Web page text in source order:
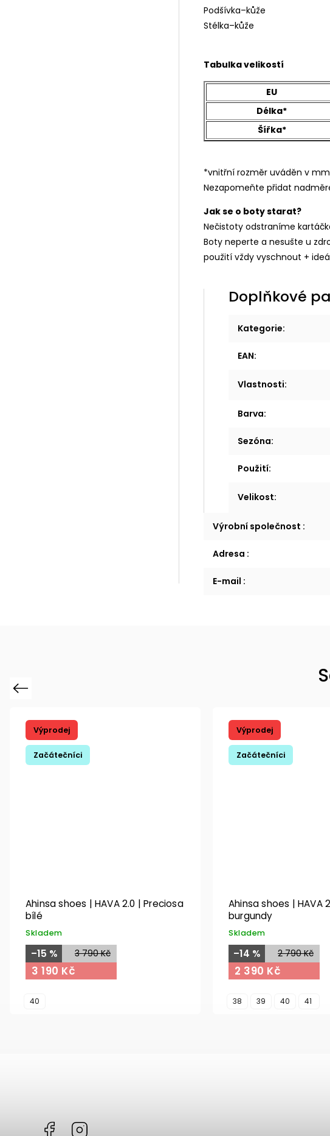
Podšívka–kůže
Stélka–kůže
Tabulka velikostí
EU
Délka*
Šířka*
*vnitřní rozměr uváděn v mm
Nezapomeňte přidat
Jak se o boty starat?
Nečistoty odstraníme
Boty neperte a nesušte u
použití vždy vyschnout +
Doplňkové
Kategorie:
EAN:
Vlastnosti:
Barva:
Sezóna:
Použití:
Velikost:
Výrobní společnost :
Adresa :
E-mail :
Previous
Výprodej
Začátečníci
Ahinsa shoes | HAVA 2.0 | Preciosa
bílé
Skladem
3 790 Kč
–15 %
3 190 Kč
40
Výprodej
Začátečníci
Ahinsa shoes | HAVA
burgundy
Skladem
2 790 Kč
–14 %
2 390 Kč
38 39 40 41
Facebook